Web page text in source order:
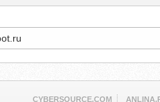
CYBERSOURCE.COM